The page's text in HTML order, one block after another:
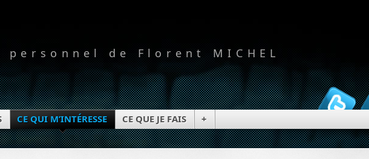
personnel de Florent MICHEL
CE QUI M’INTÉRESSE CE QUE JE FAIS +